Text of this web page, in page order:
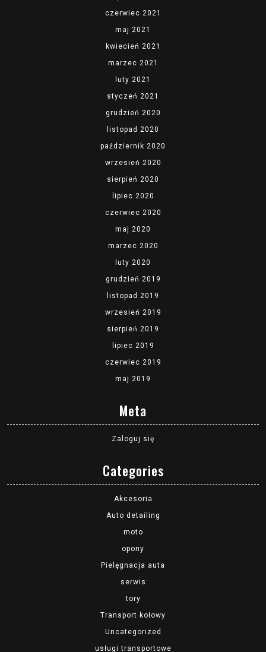
czerwiec 2021
maj 2021
kwiecień 2021
marzec 2021
luty 2021
styczeń 2021
grudzień 2020
listopad 2020
październik 2020
wrzesień 2020
sierpień 2020
lipiec 2020
czerwiec 2020
maj 2020
marzec 2020
luty 2020
grudzień 2019
listopad 2019
wrzesień 2019
sierpień 2019
lipiec 2019
czerwiec 2019
maj 2019
Meta
Zaloguj się
Categories
Akcesoria
Auto detailing
moto
opony
Pielęgnacja auta
serwis
tory
Transport kołowy
Uncategorized
usługi transportowe